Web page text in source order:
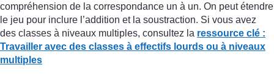
compréhension de la correspondance un à un. On peut étendre
le jeu pour inclure l’addition et la soustraction. Si vous avez
des classes à niveaux multiples, consultez la ressource clé :
Travailler avec des classes à effectifs lourds ou à niveaux
multiples